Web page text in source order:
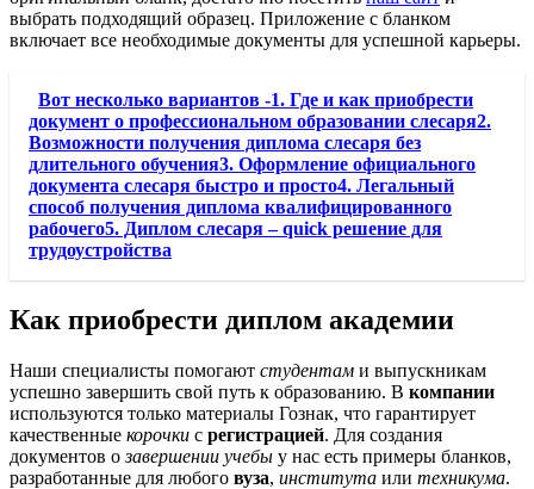
выбрать подходящий образец. Приложение с бланком
включает все необходимые документы для успешной карьеры.
Вот несколько вариантов -1. Где и как приобрести
документ о профессиональном образовании слесаря2.
Возможности получения диплома слесаря без
длительного обучения3. Оформление официального
документа слесаря быстро и просто4. Легальный
способ получения диплома квалифицированного
рабочего5. Диплом слесаря – quick решение для
трудоустройства
Как приобрести диплом академии
Наши специалисты помогают студентам и выпускникам
успешно завершить свой путь к образованию. В компании
используются только материалы Гознак, что гарантирует
качественные корочки с регистрацией. Для создания
документов озавершении учебы у нас есть примеры бланков,
разработанные для любого вуза, института или техникума.